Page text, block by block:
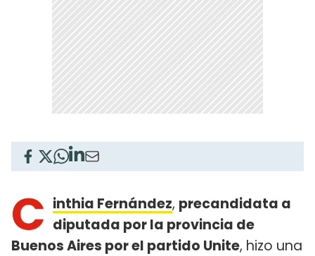
C inthia Fernández, precandidata a
diputada por la provincia de
Buenos Aires por el partido Unite, hizo una